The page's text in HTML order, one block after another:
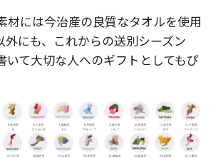
材には今治産の良質なタオルを使用
外にも、これからの送別シーズン
いて大切な人へのギフトとしてもぴ